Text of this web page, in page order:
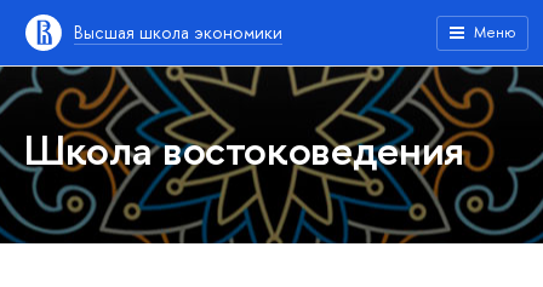
Высшая школа экономики Меню
Школа востоковедения